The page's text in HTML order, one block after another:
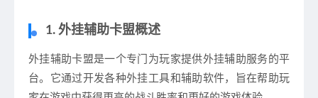
1. 外挂辅助卡盟概述
外挂辅助卡盟是一个专门为玩家提供外挂辅助服务的平
台。它通过开发各种外挂工具和辅助软件，旨在帮助玩